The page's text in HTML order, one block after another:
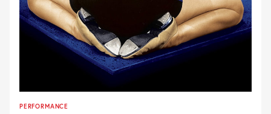
PERFORMANCE